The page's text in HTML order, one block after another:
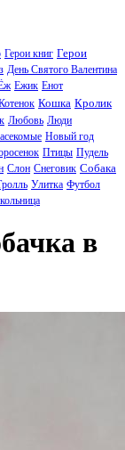
Герои книг Герои
День Святого Валентина
Ежик Енот
Кошка Кролик
Любовь Люди
Новый год
Птицы Пудель
Слон Снеговик Собака
Улитка Футбол
в